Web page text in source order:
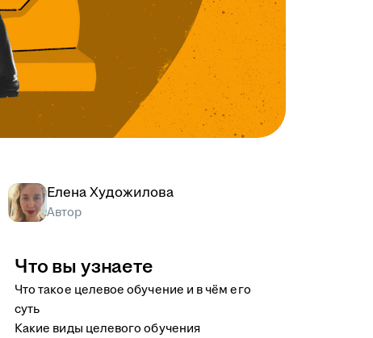
Елена Художилова
Автор
Что вы узнаете
Что такое целевое обучение и в чём его
суть
Какие виды целевого обучения